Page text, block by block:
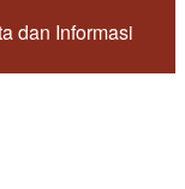
dan Informasi